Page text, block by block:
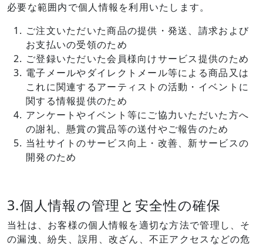
必要な範囲内で個人情報を利用いたします。
ご注文いただいた商品の提供・発送、請求および
お支払いの受領のため
ご登録いただいた会員様向けサービス提供のため
電子メールやダイレクトメール等による商品又は
これに関連するアーティストの活動・イベントに
関する情報提供のため
アンケートやイベント等にご協力いただいた方へ
の謝礼、懸賞の賞品等の送付やご報告のため
当社サイトのサービス向上・改善、新サービスの
開発のため
3.個人情報の管理と安全性の確保
当社は、お客様の個人情報を適切な方法で管理し、そ
の漏洩、紛失、誤用、改ざん、不正アクセスなどの危